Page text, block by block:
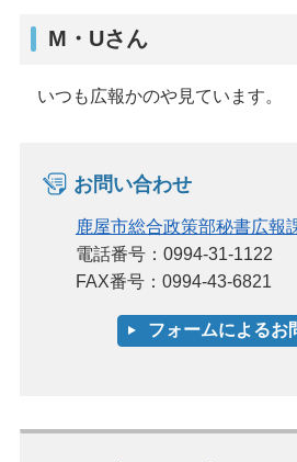
M・Uさん
いつも広報かのや見ています。
お問い合わせ
鹿屋市総合政策部秘書広報
電話番号：0994-31-1122
FAX番号：0994-43-6821